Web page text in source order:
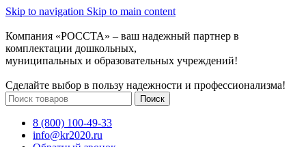
Skip to navigation Skip to main content
Компания «РОССТА» – ваш надежный партнер в
комплектации дошкольных,
муниципальных и образовательных учреждений!
Сделайте выбор в пользу надежности и профессионализма!
Поиск
8 (800) 100-49-33
info@kr2020.ru